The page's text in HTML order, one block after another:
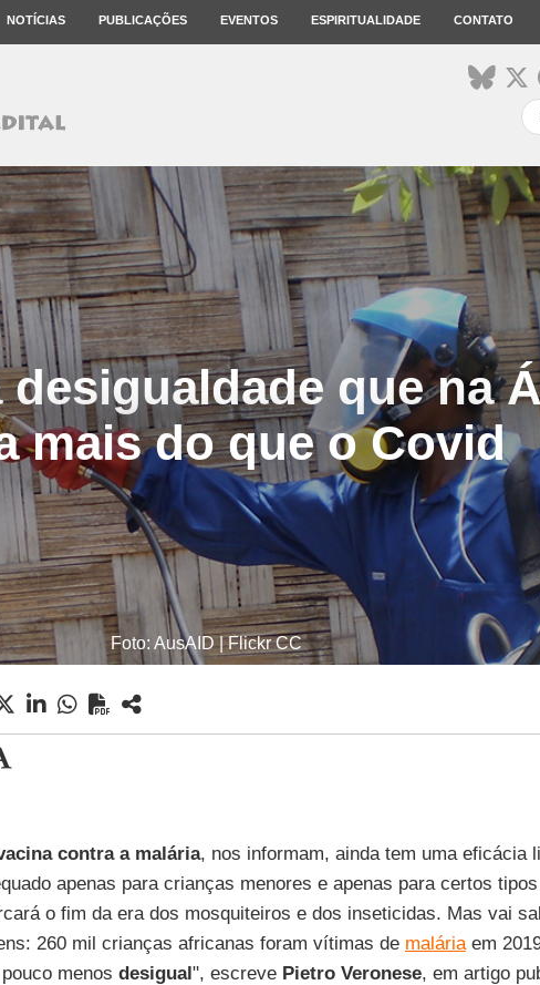
NOTÍCIAS PUBLICAÇÕES EVENTOS ESPIRITUALIDADE CONTATO
desigualdade que na
mais do que o Covid
Foto: AusAID | Flickr CC
contra a malária, nos informam, ainda tem uma eficácia
apenas para crianças menores e apenas para certos
o fim da era dos mosquiteiros e dos inseticidas. Mas vai
260 mil crianças africanas foram vítimas de maláriaem
menos desigual", escreve Pietro Veronese, em artigo